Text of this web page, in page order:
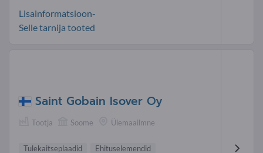
Lisainformatsioon-
Selle tarnija tooted
Saint Gobain Isover Oy
Tootja Soome Ülemaailmne
Tulekaitseplaadid
Ehituselemendid